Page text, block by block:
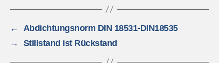
←
Abdichtungsnorm DIN 18531-DIN18535
→
Stillstand ist Rückstand